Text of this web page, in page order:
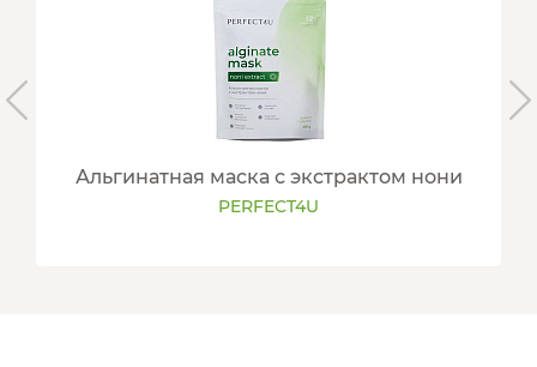
Альгинатная маска с экстрактом нони
PERFECT4U